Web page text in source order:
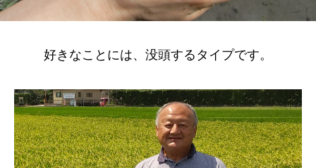
好きなことには、没頭するタイプです。